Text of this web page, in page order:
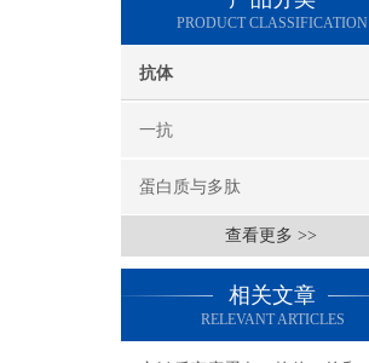
PRODUCT CLASSIFICATION
抗体
一抗
蛋白质与多肽
查看更多 >>
相关文章
RELEVANT ARTICLES